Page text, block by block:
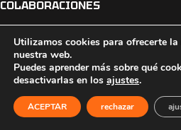
COLABORACIONES
Webs amigas.
HAZTE DISTRIBUIDOR
Utilizamos cookies para ofrecerte la
nuestra web.
Puedes aprender más sobre qué
desactivarlas en los ajustes.
ACEPTAR rechazar